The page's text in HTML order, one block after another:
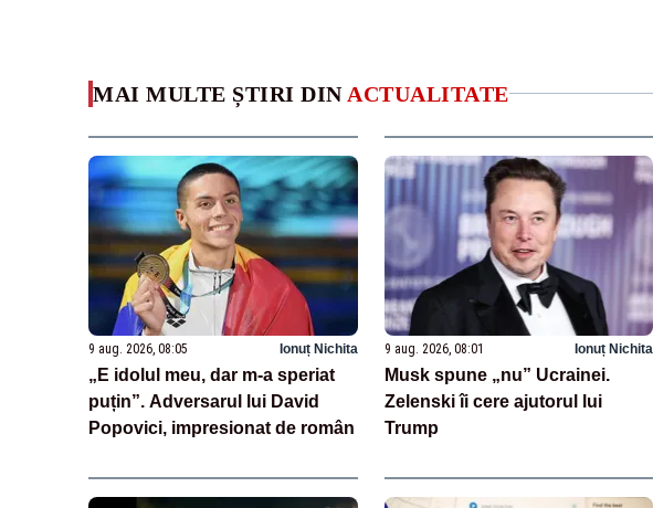
MAI MULTE ȘTIRI DIN ACTUALITATE
9 aug. 2026, 08:05 Ionuț Nichita
„E idolul meu, dar m-a speriat
puțin”. Adversarul lui David
Popovici, impresionat de român
9 aug. 2026, 08:01 Ionuț Nichita
Musk spune „nu” Ucrainei.
Zelenski îi cere ajutorul lui
Trump